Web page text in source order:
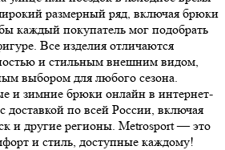
размерный ряд, включая брюки
каждый покупатель мог подобрать
Все изделия отличаются
и стильным внешним видом,
выбором для любого сезона.
и зимние брюки онлайн в интернет-
доставкой по всей России, включая
и другие регионы. Metrosport — это
и стиль, доступные каждому!